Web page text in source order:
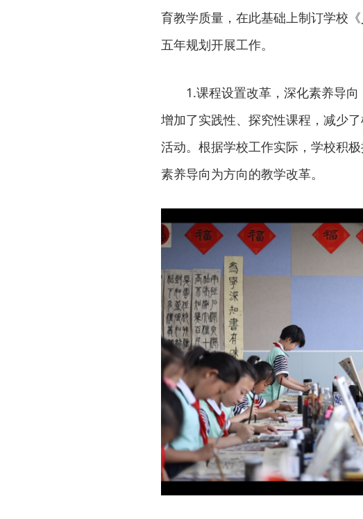
育教学质量，在此基础上制订学校
五年规划开展工作。
1.课程设置改革，深化素养导
增加了实践性、探究性课程，减少
活动。根据学校工作实际，学校积
素养导向为方向的教学改革。